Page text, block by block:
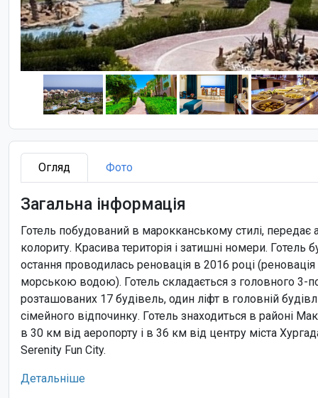
Огляд Фото
Загальна інформація
Готель побудований в марокканському стилі, передає
колориту. Красива територія і затишні номери. Готель
остання проводилась реновація в 2016 році (реновація
морською водою). Готель складається з головного 3-
розташованих 17 будівель, один ліфт в головній
сімейного відпочинку. Готель знаходиться в районі
в 30 км від аеропорту і в 36 км від центру міста
Serenity Fun City.
Детальніше